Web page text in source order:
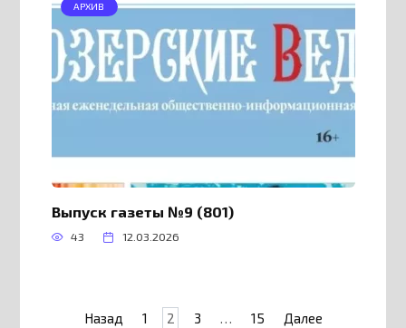
АРХИВ
Выпуск газеты №9 (801)
43 12.03.2026
ПагинацияНазад 1 2 3 … 15 Далее